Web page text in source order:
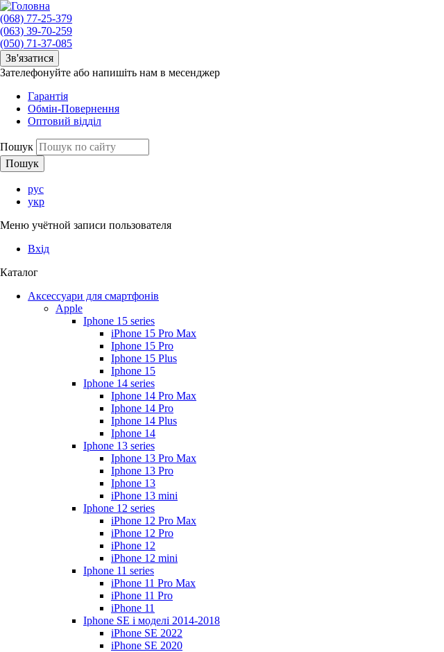
(068) 77-25-379
(063) 39-70-259
(050) 71-37-085
Зв'язатися
Зателефонуйте або напишіть нам в месенджер
Гарантія
Обмін-Повернення
Оптовий відділ
Пошук
рус
укр
Меню учётной записи пользователя
Вхід
Каталог
Аксессуари для смартфонів
Apple
Iphone 15 series
iPhone 15 Pro Max
Iphone 15 Pro
Iphone 15 Plus
Iphone 15
Iphone 14 series
Iphone 14 Pro Max
Iphone 14 Pro
Iphone 14 Plus
Iphone 14
Iphone 13 series
Iphone 13 Pro Max
Iphone 13 Pro
Iphone 13
iPhone 13 mini
Iphone 12 series
iPhone 12 Pro Max
iPhone 12 Pro
iPhone 12
iPhone 12 mini
Iphone 11 series
iPhone 11 Pro Max
iPhone 11 Pro
iPhone 11
Iphone SE і моделі 2014-2018
iPhone SE 2022
iPhone SE 2020